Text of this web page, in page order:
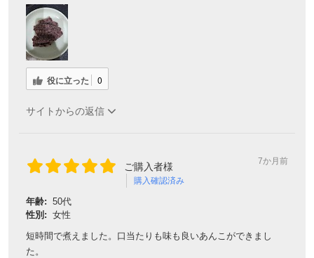
役に立った 0
サイトからの返信
ご購入者様
購入確認済み
7か月前
年齢: 50代
性別: 女性
短時間で煮えました。口当たりも味も良いあんこができまし
た。